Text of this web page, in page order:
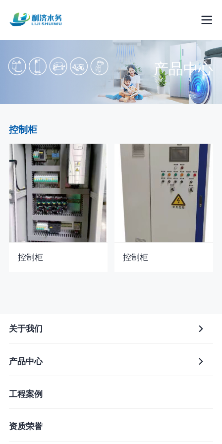
产品中心
控制柜
控制柜 控制柜
关于我们
产品中心
工程案例
资质荣誉